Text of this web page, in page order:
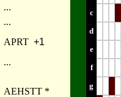
...
...
APRT +1
...
AEHSTT *
c
d
e
f
g